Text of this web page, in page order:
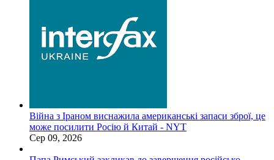
Війна з Іраном виснажила американські запаси зброї, це
може посилити Росію й Китай - NYT
Сер 09, 2026